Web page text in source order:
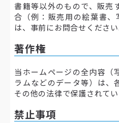
書籍等以外のもので、販売
合（例：販売用の絵葉書、
は、事前にお問合せください
著作権
当ホームページの全内容（
ラムなどのデータ等）は、
その他の法律で保護されてい
禁止事項